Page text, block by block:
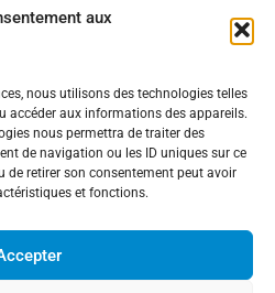
aux
nous utilisons des technologies telles
accéder aux informations des appareils.
nous permettra de traiter des
de navigation ou les ID uniques sur ce
de retirer son consentement peut avoir
et fonctions.
conséquences au 1er juillets
– La page centralisatrice
arnaques au détriment des